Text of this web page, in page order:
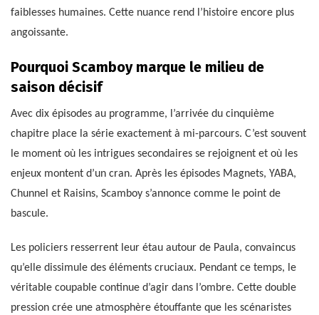
faiblesses humaines. Cette nuance rend l’histoire encore plus
angoissante.
Pourquoi Scamboy marque le milieu de
saison décisif
Avec dix épisodes au programme, l’arrivée du cinquième
chapitre place la série exactement à mi-parcours. C’est souvent
le moment où les intrigues secondaires se rejoignent et où les
enjeux montent d’un cran. Après les épisodes Magnets, YABA,
Chunnel et Raisins, Scamboy s’annonce comme le point de
bascule.
Les policiers resserrent leur étau autour de Paula, convaincus
qu’elle dissimule des éléments cruciaux. Pendant ce temps, le
véritable coupable continue d’agir dans l’ombre. Cette double
pression crée une atmosphère étouffante que les scénaristes